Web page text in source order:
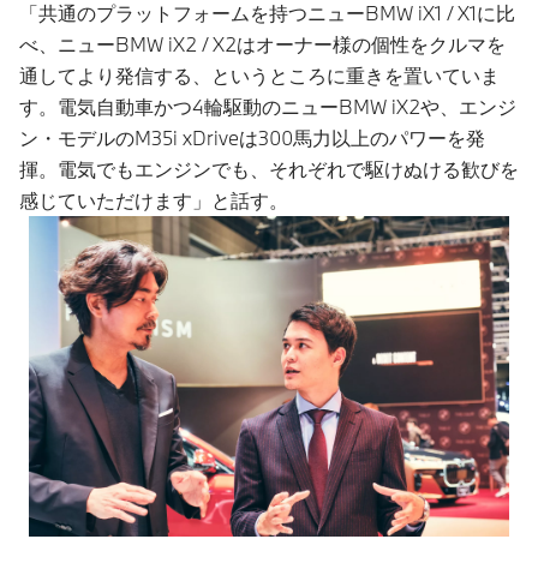
「共通のプラットフォームを持つニューBMW iX1 / X1に比
べ、ニューBMW iX2 / X2はオーナー様の個性をクルマを
通してより発信する、というところに重きを置いていま
す。電気自動車かつ4輪駆動のニューBMW iX2や、エンジ
ン・モデルのM35i xDriveは300馬力以上のパワーを発
揮。電気でもエンジンでも、それぞれで駆けぬける歓びを
感じていただけます」と話す。